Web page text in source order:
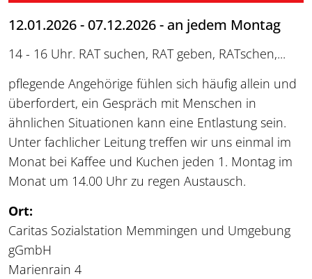
12.01.2026 - 07.12.2026 - an jedem Montag
14 - 16 Uhr. RAT suchen, RAT geben, RATschen,...
pflegende Angehörige fühlen sich häufig allein und
überfordert, ein Gespräch mit Menschen in
ähnlichen Situationen kann eine Entlastung sein.
Unter fachlicher Leitung treffen wir uns einmal im
Monat bei Kaffee und Kuchen jeden 1. Montag im
Monat um 14.00 Uhr zu regen Austausch.
Ort:
Caritas Sozialstation Memmingen und Umgebung
gGmbH
Marienrain 4